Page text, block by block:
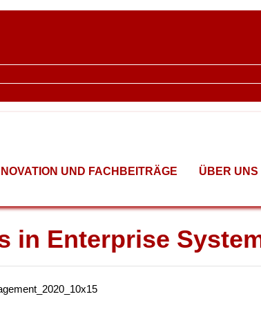
UND FACHBEITRÄGE ÜBER UNS
in Enterprise